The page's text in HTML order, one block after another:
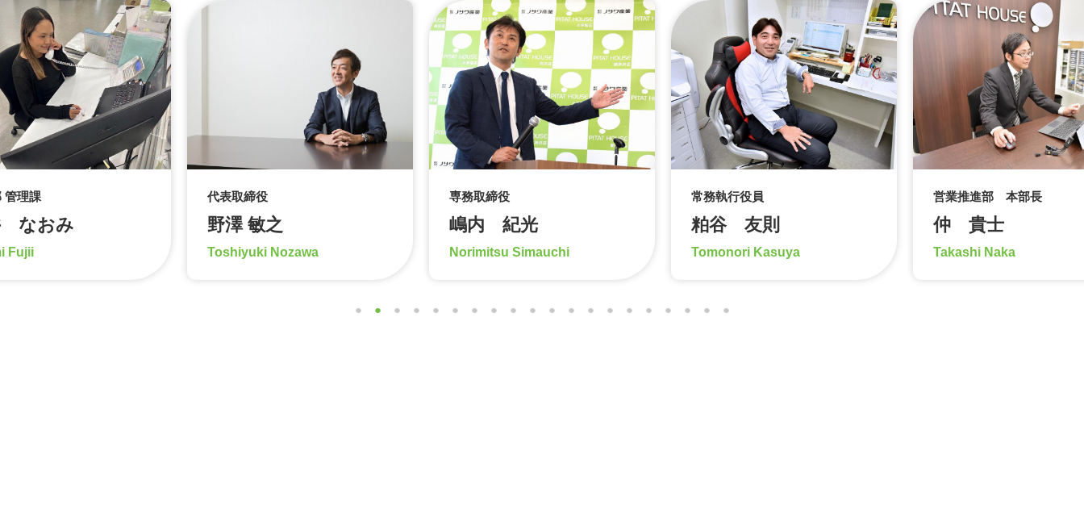
管理課
なおみ
Fujii
代表取締役
野澤 敏之
Toshiyuki Nozawa
専務取締役
嶋内 紀光
Norimitsu Simauchi
常務執行役員
粕谷 友則
Tomonori Kasuya
営業推進部 本部長
仲 貴士
Takashi Naka